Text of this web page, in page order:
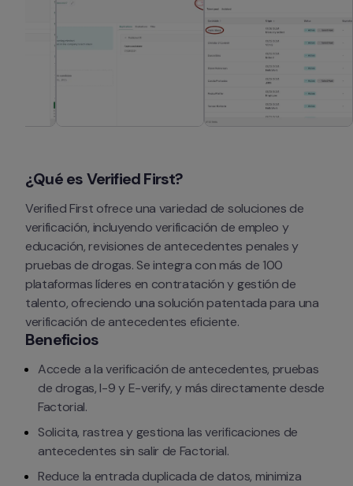
¿Qué es Verified First?
Verified First ofrece una variedad de soluciones de
verificación, incluyendo verificación de empleo y
educación, revisiones de antecedentes penales y
pruebas de drogas. Se integra con más de 100
plataformas líderes en contratación y gestión de
talento, ofreciendo una solución patentada para una
verificación de antecedentes eficiente.
Beneficios
Accede a la verificación de antecedentes, pruebas
de drogas, I-9 y E-verify, y más directamente desde
Factorial.
Solicita, rastrea y gestiona las verificaciones de
antecedentes sin salir de Factorial.
Reduce la entrada duplicada de datos, minimiza